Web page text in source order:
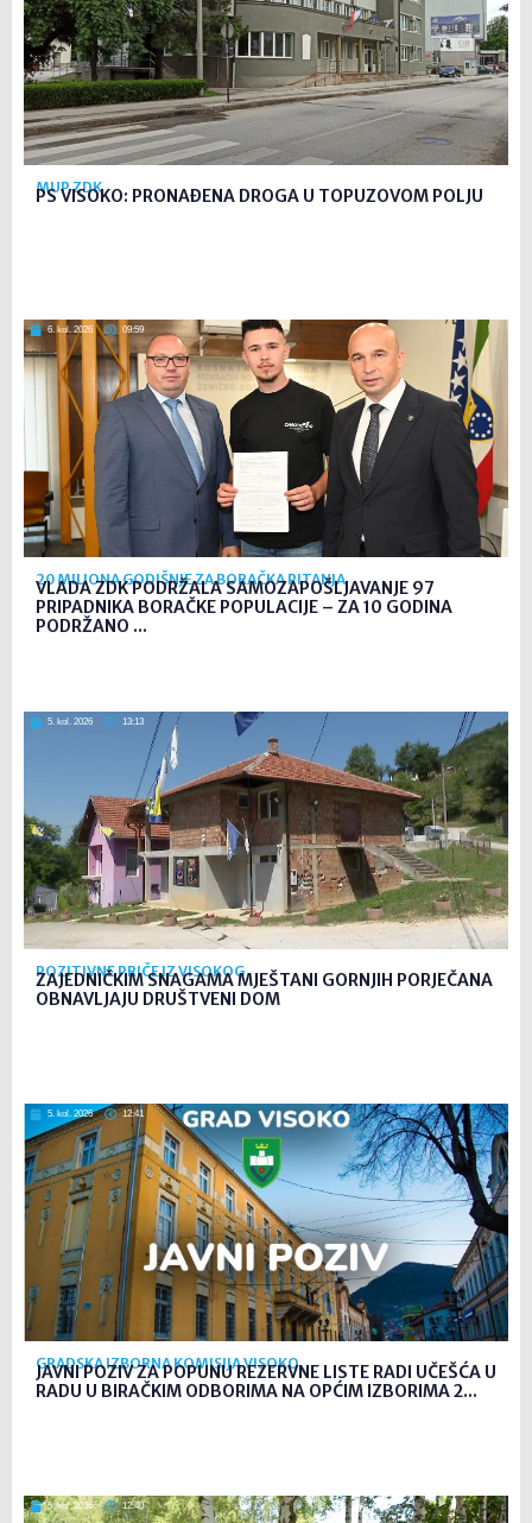
MUP ZDK
PS VISOKO: PRONAĐENA DROGA U TOPUZOVOM POLJU
6. kol. 2026 09:59
20 MILIONA GODIŠNJE ZA BORAČKA PITANJA
VLADA ZDK PODRŽALA SAMOZAPOŠLJAVANJE 97
PRIPADNIKA BORAČKE POPULACIJE – ZA 10 GODINA
PODRŽANO ...
5. kol. 2026 13:13
POZITIVNE PRIČE IZ VISOKOG
ZAJEDNIČKIM SNAGAMA MJEŠTANI GORNJIH PORJEČANA
OBNAVLJAJU DRUŠTVENI DOM
5. kol. 2026 12:41
GRADSKA IZBORNA KOMISIJA VISOKO
JAVNI POZIV ZA POPUNU REZERVNE LISTE RADI UČEŠĆA U
RADU U BIRAČKIM ODBORIMA NA OPĆIM IZBORIMA 2...
5. kol. 2026 12:40